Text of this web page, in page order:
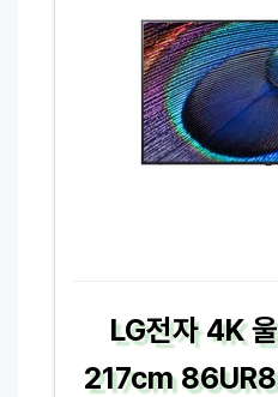
LG전자 4K
217cm